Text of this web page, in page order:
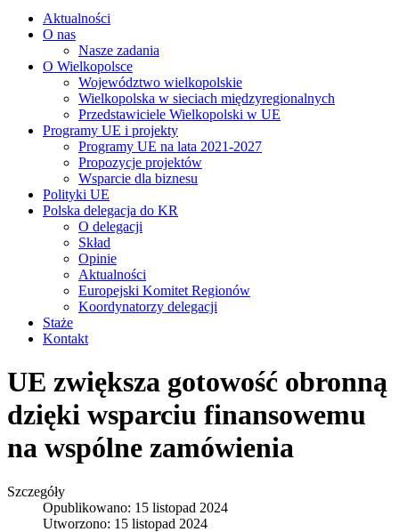
Aktualności
O nas
Nasze zadania
O Wielkopolsce
Województwo wielkopolskie
Wielkopolska w sieciach międzyregionalnych
Przedstawiciele Wielkopolski w UE
Programy UE i projekty
Programy UE na lata 2021-2027
Propozycje projektów
Wsparcie dla biznesu
Polityki UE
Polska delegacja do KR
O delegacji
Skład
Opinie
Aktualności
Europejski Komitet Regionów
Koordynatorzy delegacji
Staże
Kontakt
UE zwiększa gotowość obronną
dzięki wsparciu finansowemu
na wspólne zamówienia
Szczegóły
Opublikowano: 15 listopad 2024
Utworzono: 15 listopad 2024